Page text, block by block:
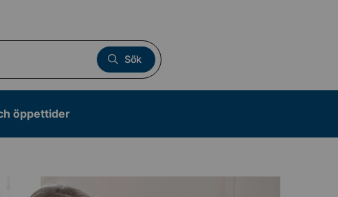
Sök
öppettider